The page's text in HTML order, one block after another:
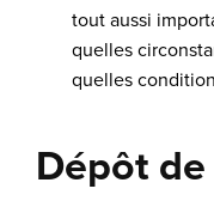
tout aussi
quelles
quelles
Dépôt